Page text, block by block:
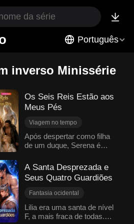
Português
inverso Minissérie
Os Seis Reis Estão aos
Meus Pés
Viagem no tempo
Doçura de amor
Redenção
Harem inverso
Fantasia ocidental
Após despertar como filha
de um duque, Serena é
poderosos: o Soberano
Dragão, o Vampiro, o Tritão,
o Elfo, o Rei Lobo e o Rei
dos Deuses. Para mudar
desmascarar as mentiras da
irmã, recuperar o filho
A Santa Desprezada e
Seus Quatro Guardiões
Fantasia ocidental
Heroína inspiradora
Harem inverso
Lilia era uma santa de nível
F, a mais fraca de todas.